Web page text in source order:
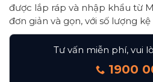
được lắp ráp và nhập khẩu từ
đơn giản và gọn, với số lượng
Tư vấn miễn phí, vui
1900